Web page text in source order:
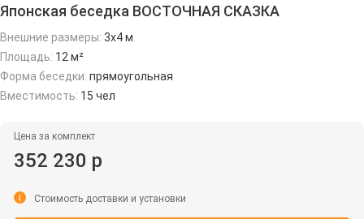
Японская беседка ВОСТОЧНАЯ СКАЗКА
Внешние размеры: 3х4 м
Площадь: 12 м²
Форма беседки: прямоугольная
Вместимость: 15 чел
Цена за комплект
352 230 р
i Стоимость доставки и установки